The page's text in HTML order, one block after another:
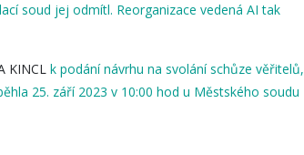
soud jej odmítl. Reorganizace vedená AI tak
KINCL k podání návrhu na svolání schůze věřitelů,
25. září 2023 v 10:00 hod u Městského soudu